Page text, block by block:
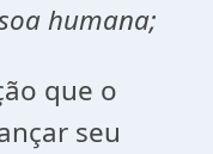
humana;
que o
seu